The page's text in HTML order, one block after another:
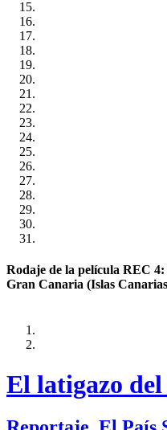
Rodaje de la película REC
Gran Canaria (Islas
El latigazo del